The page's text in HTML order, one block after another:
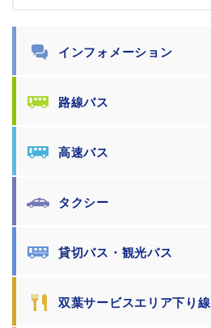
インフォメーション
路線バス
高速バス
タクシー
貸切バス・観光バス
双葉サービスエリア下り線